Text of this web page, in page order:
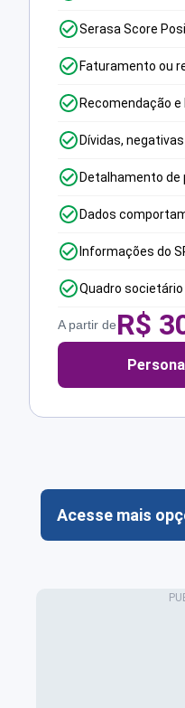
Serasa Score
Faturamento ou
Recomendação
Dívidas,
Detalhamento
Dados
Informações do
Quadro
A partir deR$
Acesse mais